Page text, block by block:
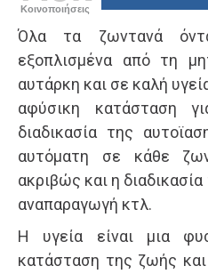
Κοινοποιήσεις
Όλα τα ζωντανά
εξοπλισμένα από τη
αυτάρκη και σε καλή
αφύσικη κατάσταση
διαδικασία της
αυτόματη σε κάθε
ακριβώς και η
αναπαραγωγή κτλ.
Η υγεία είναι μια
κατάσταση της ζωής